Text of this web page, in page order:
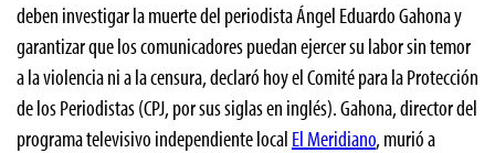
deben investigar la muerte del periodista Ángel Eduardo Gahona y
garantizar que los comunicadores puedan ejercer su labor sin temor
a la violencia ni a la censura, declaró hoy el Comité para la Protección
de los Periodistas (CPJ, por sus siglas en inglés). Gahona, director del
programa televisivo independiente local El Meridiano, murió a